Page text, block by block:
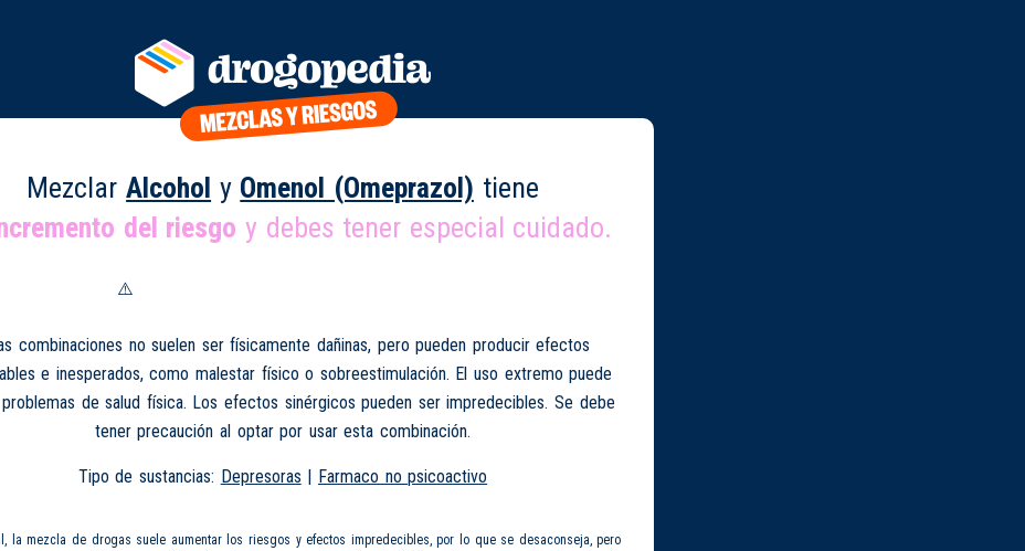
MezclarAlcohol y Omenol (Omeprazol) tiene
del riesgo y debes tener especial cuidado.
combinaciones no suelen ser físicamente dañinas, pero pueden producir efectos
e inesperados, como malestar físico o sobreestimulación. El uso extremo puede
de salud física. Los efectos sinérgicos pueden ser impredecibles. Se debe
tener precaución al optar por usar esta combinación.
Tipo de sustancias: Depresoras | Farmaco no psicoactivo
la mezcla de drogas suele aumentar los riesgos y efectos impredecibles, por lo que se desaconseja, pero